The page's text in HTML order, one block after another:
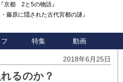
京都 2と5の物語』
藤原に隠された古代宮都の謎』
特集 動画
2018年6月25日
るのか？